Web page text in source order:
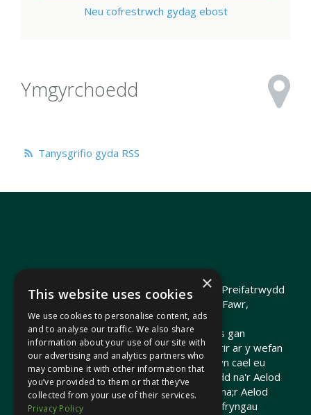
Neu cofrestrwch gydag ebost
Ymgyrchoedd
Tanysgrifio gyda RSS
Hawlfraint 2026 Heledd Fychan AS · Polisi Preifatrwydd
Hyrwyddwyd gan Heledd Fychan, 2 Stryd Fawr,
Pontypridd, CF37 1QJ.
Telir costau'r wefan hon o arian cyhoeddus gan
Gomisiwn y Senedd. Gall dolenni a ddarperir ar y wefan
hon arwain at wefannau allanol nad ydynt yn cael eu
cynnal na'u hariannu gan Gomisiwn y Senedd na'r Aelod
o'r Senedd. Nid yw'r Comisiwn y Senedd / na;r Aelod
Senedd yn gyfrifol am gynnwys unrhyw gyfryngau
×
This website uses cookies
We use cookies to personalise content, ads
and to analyse our traffic. We also share
information about your use of our site with
our advertising and analytics partners who
may combine it with other information that
you’ve provided to them or that they’ve
collected from your use of their services.
Privacy Policy